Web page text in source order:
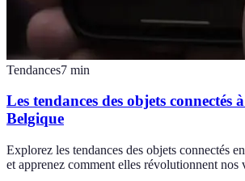
Tendances7 min
Les tendances des objets connectés
Belgique
Explorez les tendances des objets connectés
et apprenez comment elles révolutionnent nos